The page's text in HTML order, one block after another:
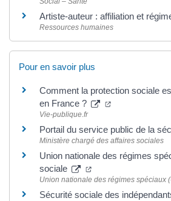
Artiste-auteur : affiliation et
Ressources humaines
Pour en savoir plus
Comment la protection sociale
en France ?
Vie-publique.fr
Portail du service public de la
Ministère chargé des affaires sociales
Union nationale des régimes
sociale
Union nationale des régimes spéciaux
Sécurité sociale des